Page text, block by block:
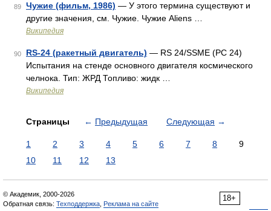
89 Чужие (фильм, 1986) — У этого термина существуют и
другие значения, см. Чужие. Чужие Aliens …
Википедия
90 RS-24 (ракетный двигатель) — RS 24/SSME (РС 24)
Испытания на стенде основного двигателя космического
челнока. Тип: ЖРД Топливо: жидк …
Википедия
Страницы ← Предыдущая Следующая →
1 2 3 4 5 6 7 8
9
10
11 12 13
18+
© Академик, 2000-2026
Обратная связь: Техподдержка Реклама на сайте